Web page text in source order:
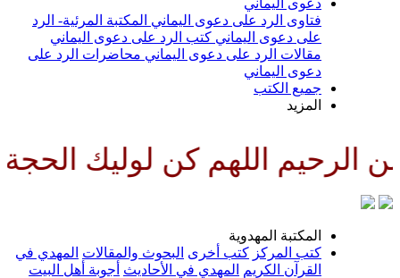
اليماني
الرد على دعوى اليماني المكتبة المرئية- الرد
دعوى اليماني كتب الرد على دعوى اليماني
الرد على دعوى اليماني محاضرات الرد على
كن لوليك الحجة بن
المهدوية
كتب أخرى البحوث والمقالات المهدي في
المهدي في الأحاديث أجوبة أهل البيت